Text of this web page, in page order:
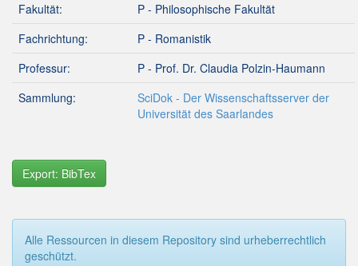
Fakultät:
P - Philosophische Fakultät
Fachrichtung:
P - Romanistik
Professur:
P - Prof. Dr. Claudia Polzin-Haumann
Sammlung:
SciDok - Der Wissenschaftsserver der
Universität des Saarlandes
Export: BibTex
Alle Ressourcen in diesem Repository sind urheberrechtlich
geschützt.